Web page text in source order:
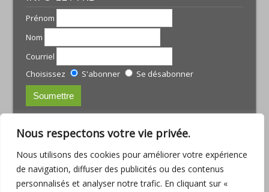
Nous respectons votre vie privée.
Nous utilisons des cookies pour améliorer votre expérience
de navigation, diffuser des publicités ou des contenus
personnalisés et analyser notre trafic. En cliquant sur «
Prénom
Nom
Courriel
Choisissez
S'abonner Se désabonner
courriel :julie@armoniamassotherapie.com
www.armoniamassotherapie.com
Téléphone : (418) 803-9918